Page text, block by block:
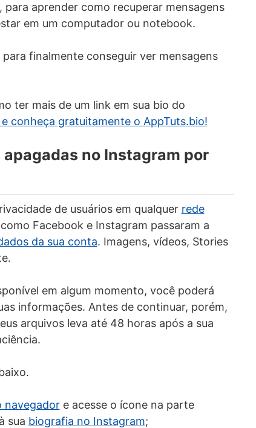
aprender como recuperar mensagens
em um computador ou notebook.
finalmente conseguir ver mensagens
ter mais de um link em sua bio do
conheça gratuitamente o AppTuts.bio!
no Instagram por
de usuários em qualquer rede
Facebook e Instagram passaram a
da sua conta. Imagens, vídeos, Stories
em algum momento, você poderá
informações. Antes de continuar, porém,
arquivos leva até 48 horas após a sua
navegadore acesse o ícone na parte
sua biografia no Instagram;